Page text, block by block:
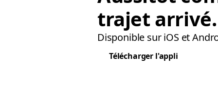
trajet arrivé.
Disponible sur iOS et
Télécharger l'appli